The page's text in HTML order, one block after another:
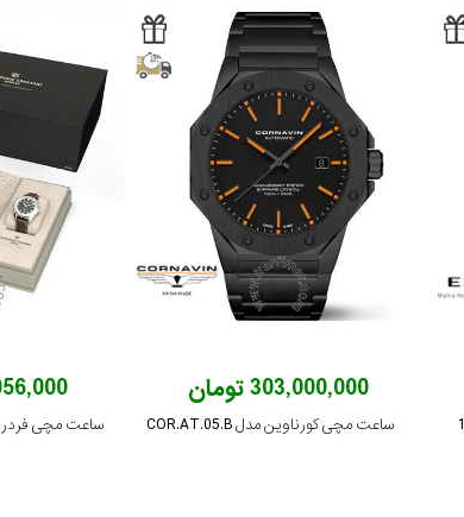
303,000,000 تومان
ساعت مچی کورناوین مدل COR.AT.05.B